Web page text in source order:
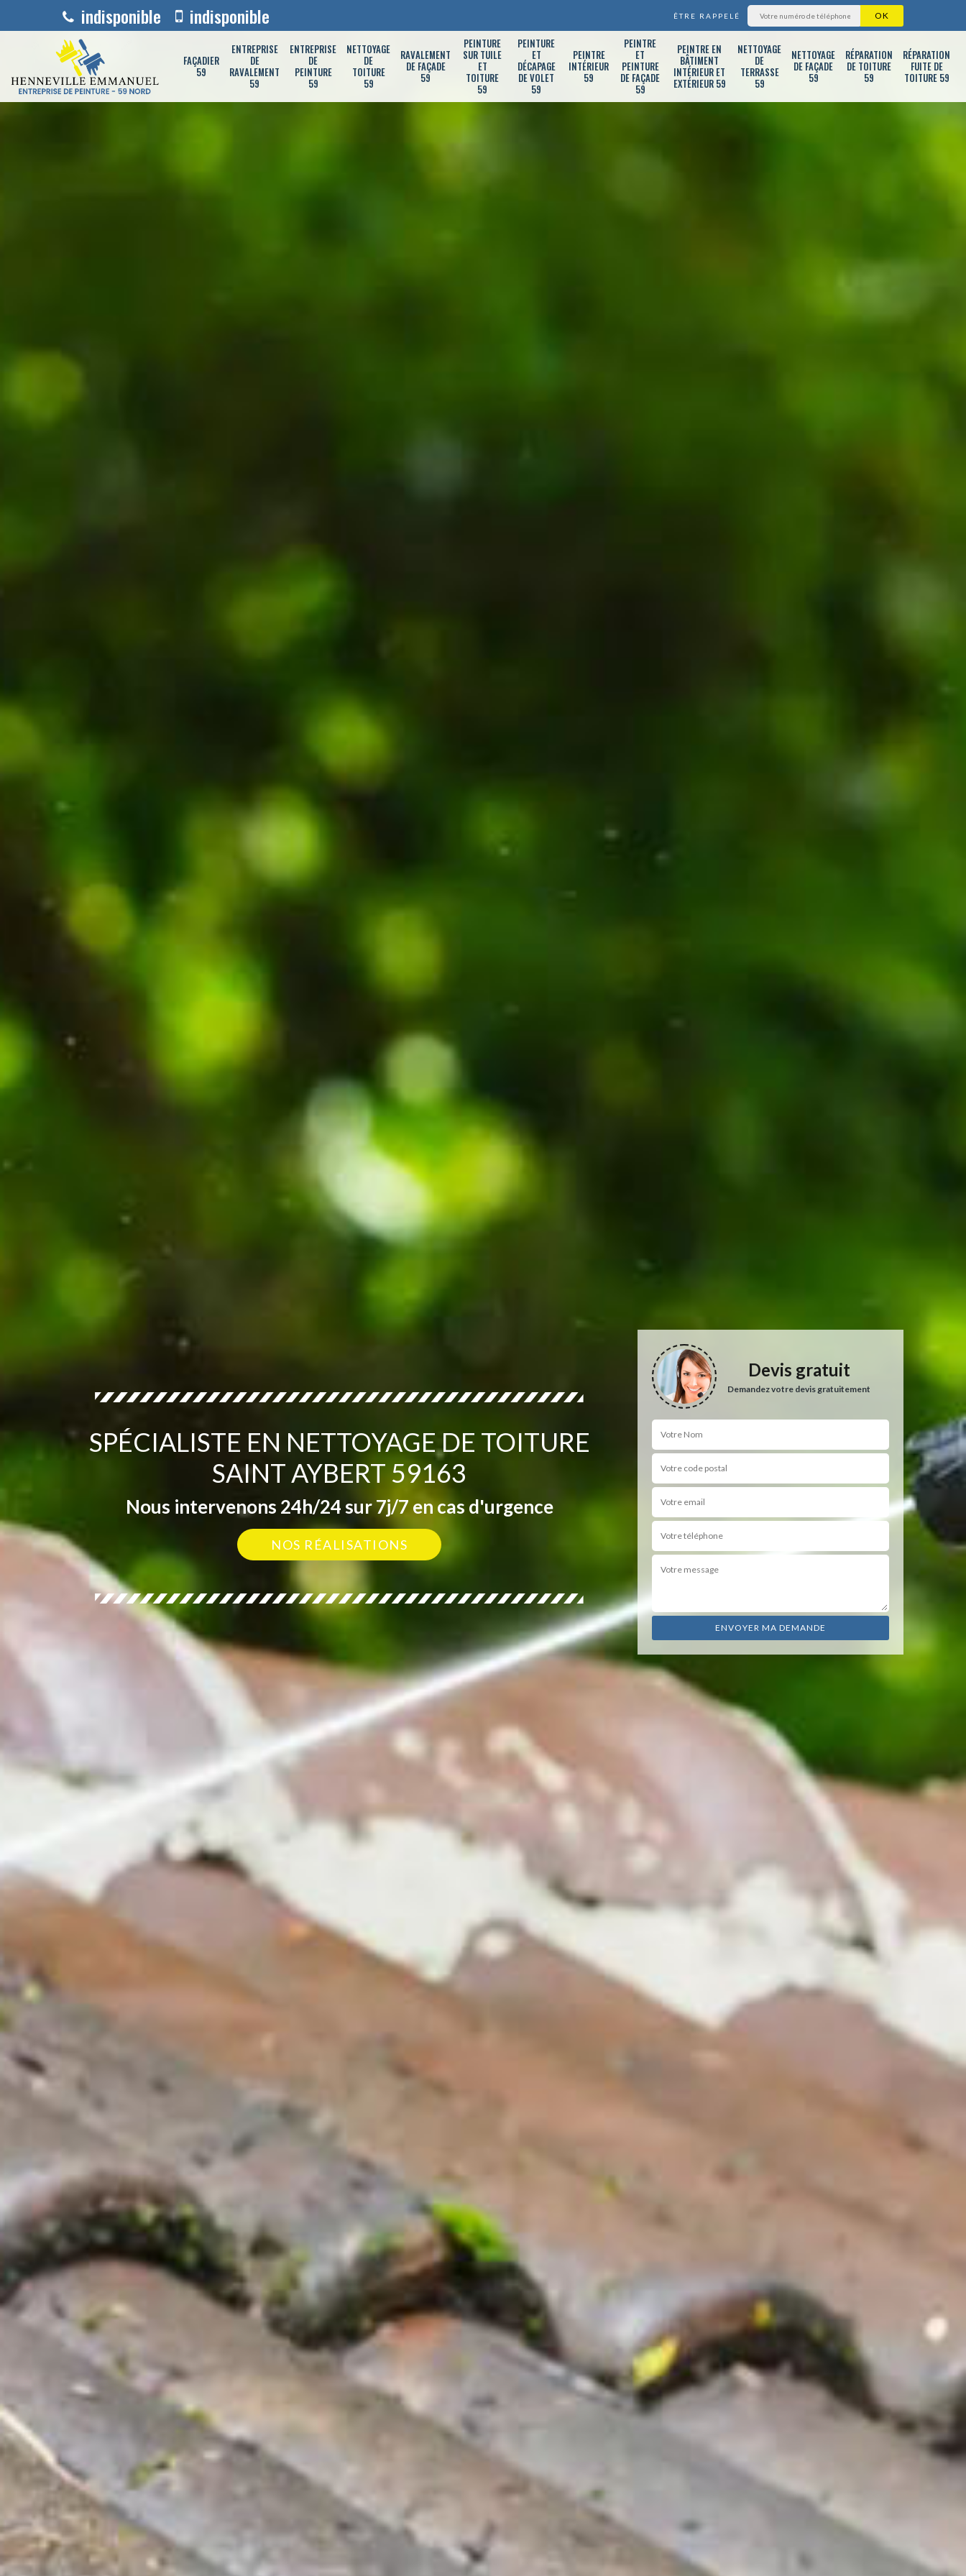
indisponible indisponible ÊTRE RAPPELÉ
FAÇADIER
59
ENTREPRISE
DE
RAVALEMENT
59
ENTREPRISE
DE
PEINTURE
59
NETTOYAGE
DE
TOITURE
59
RAVALEMENT
DE FAÇADE
59
PEINTURE
SUR TUILE
ET
TOITURE
59
PEINTURE
ET
DÉCAPAGE
DE VOLET
59
PEINTRE
INTÉRIEUR
59
PEINTRE
ET
PEINTURE
DE FAÇADE
59
PEINTRE EN
BÂTIMENT
INTÉRIEUR ET
EXTÉRIEUR 59
NETTOYAGE
DE
TERRASSE
59
NETTOYAGE
DE FAÇADE
59
RÉPARATION
DE TOITURE
59
RÉPARATION
FUITE DE
TOITURE 59
SPÉCIALISTE EN NETTOYAGE DE TOITURE
SAINT AYBERT 59163
Nous intervenons 24h/24 sur 7j/7 en cas d'urgence
NOS RÉALISATIONS
Devis gratuit
Demandez votre devis gratuitement